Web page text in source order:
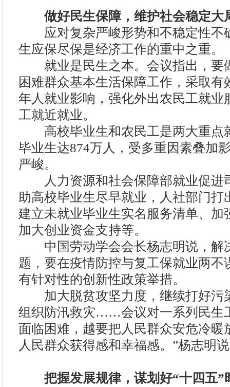
做好民生保障，维护社会稳定大
应对复杂严峻形势和不稳定性不
生应保尽保是经济工作的重中之重。
就业是民生之本。会议指出，要
困难群众基本生活保障工作，采取有
年人就业影响，强化外出农民工就业
工就近就业。
高校毕业生和农民工是两大重点
毕业生达874万人，受多重因素叠加
严峻。
人力资源和社会保障部就业促进
助高校毕业生尽早就业，人社部门打
建立未就业毕业生实名服务清单、加
加大创业资金支持等。
中国劳动学会会长杨志明说，解
题，要在疫情防控与复工保就业两不
有针对性的创新性政策举措。
加大脱贫攻坚力度，继续打好污
组织防汛救灾……会议对一系列民生
面临困难，越要把人民群众安危冷暖
人民群众获得感和幸福感。”杨志明
把握发展规律，谋划好“十四五”